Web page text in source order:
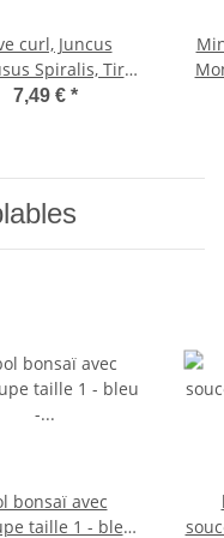
curl, Juncus
Spiralis, Tire-
Rinçage 12cm
7,49 € *
bonsaï avec
taille 1 - bleu -